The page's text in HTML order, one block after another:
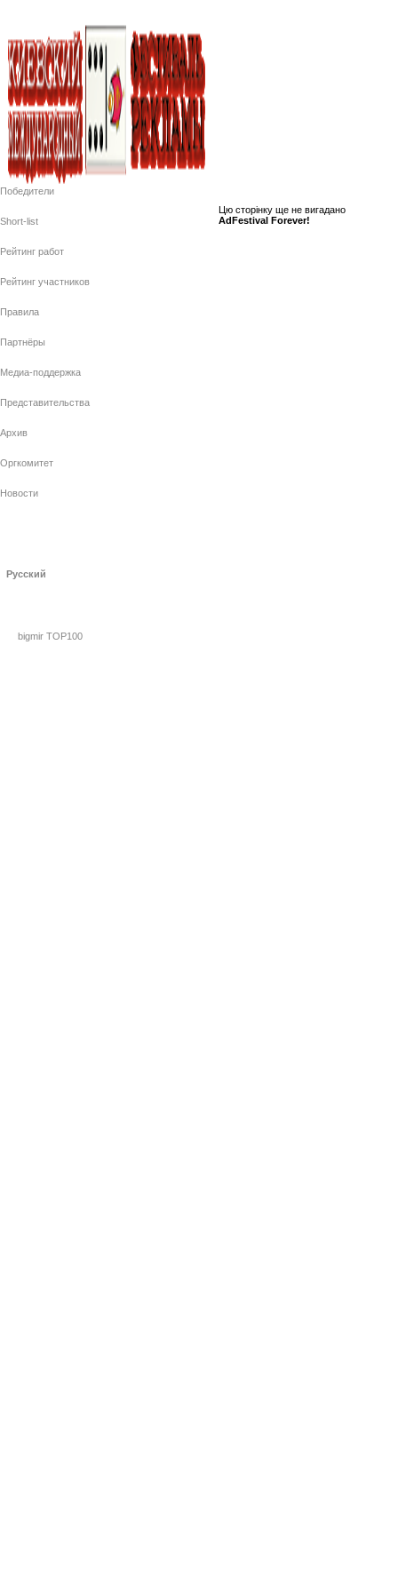
Победители
Short-list
Рейтинг работ
Рейтинг участников
Правила
Партнёры
Медиа-поддержка
Представительства
Архив
Оргкомитет
Новости
Русский
Цю сторiнку ще не вигадано
AdFestival Forever!